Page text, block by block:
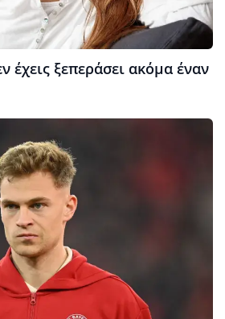
έχεις ξεπεράσει ακόμα έναν